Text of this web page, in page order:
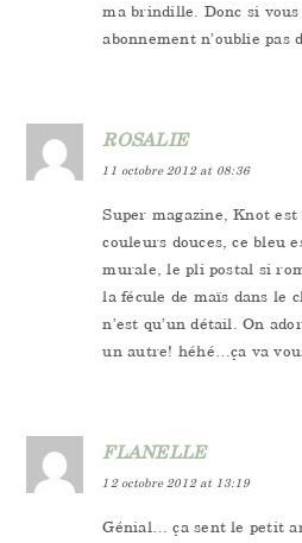
ma brindille. Donc si
abonnement n’oublie pas
ROSALIE
11 octobre 2012 at 08:36
Super magazine, Knot
couleurs douces, ce bleu
murale, le pli postal si
la fécule de maïs dans le
n’est qu’un détail. On
un autre! héhé…ça va
FLANELLE
12 octobre 2012 at 13:19
Génial… ça sent le petit